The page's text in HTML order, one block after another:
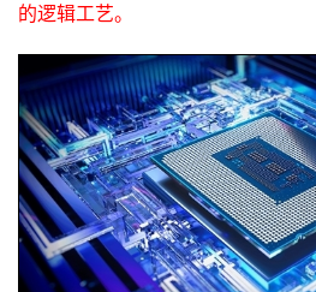
的逻辑工艺。